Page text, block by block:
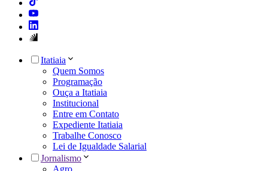
Itatiaia
Quem Somos
Programação
Ouça a Itatiaia
Institucional
Entre em Contato
Expediente Itatiaia
Trabalhe Conosco
Lei de Igualdade Salarial
Jornalismo
Agro